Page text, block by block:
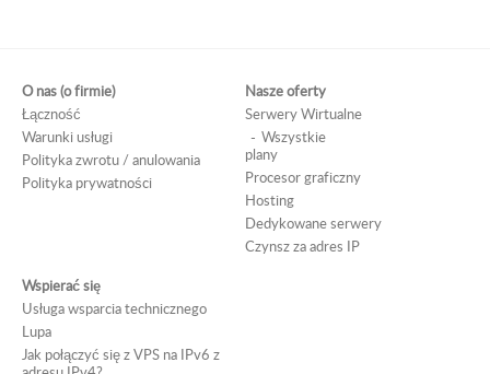
O nas (o firmie)
Łączność
Warunki usługi
Polityka zwrotu / anulowania
Polityka prywatności
Nasze oferty
Serwery Wirtualne
Wszystkie
plany
Procesor graficzny
Hosting
Dedykowane serwery
Czynsz za adres IP
Wspierać się
Usługa wsparcia technicznego
Lupa
Jak połączyć się z VPS na IPv6 z